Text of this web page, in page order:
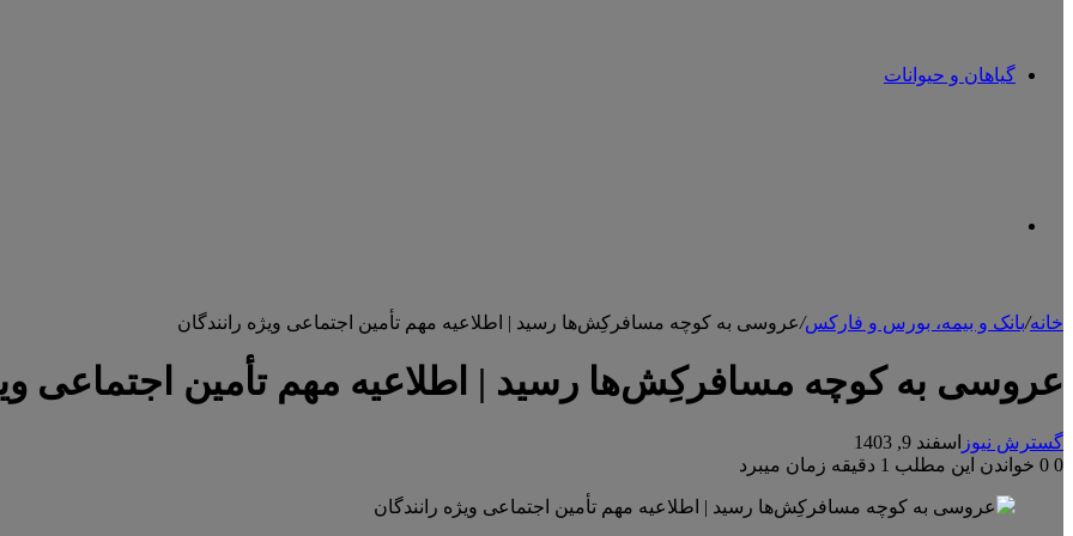
گیاهان و حیوانات
خانه/بانک و بیمه، بورس و فارکس/عروسی به کوچه مسافرکِش‌ها رسید | اطلاعیه مهم تأمین اجتماعی ویژه رانندگان
عروسی به کوچه مسافرکِش‌ها رسید | اطلاعیه مهم تأمین اجتماعی
گسترش نیوز اسفند 9, 1403
0
خواندن این مطلب 1 دقیقه زمان میبرد